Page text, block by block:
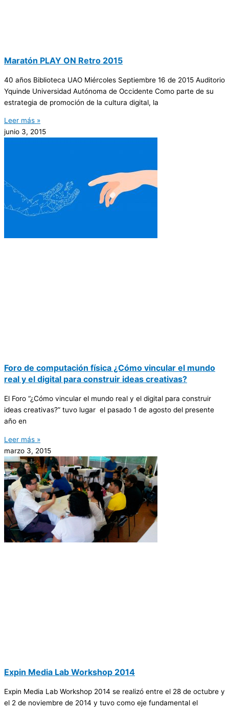
Maratón PLAY ON Retro 2015
40 años Biblioteca UAO Miércoles Septiembre 16 de 2015 Auditorio
Yquinde Universidad Autónoma de Occidente Como parte de su
estrategia de promoción de la cultura digital, la
Leer más »
junio 3, 2015
Foro de computación física ¿Cómo vincular el mundo
real y el digital para construir ideas creativas?
El Foro “¿Cómo vincular el mundo real y el digital para construir
ideas creativas?” tuvo lugar el pasado 1 de agosto del presente
año en
Leer más »
marzo 3, 2015
Expin Media Lab Workshop 2014
Expin Media Lab Workshop 2014 se realizó entre el 28 de octubre y
el 2 de noviembre de 2014 y tuvo como eje fundamental el